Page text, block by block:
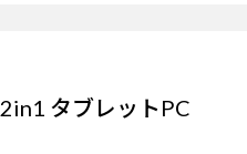
2in1 タブレットPC